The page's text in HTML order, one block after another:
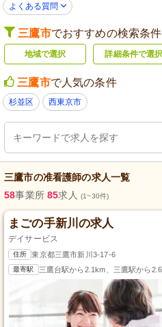
よくある質問
三鷹市でおすすめの検索条件
地域で選択 詳細条件で選択
三鷹市で人気の条件
杉並区 西東京市
三鷹市の准看護師の求人一覧
58事業所 85求人 (1~30件)
まごの手新川の求人
デイサービス
住所 東京都三鷹市新川3-17-6
最寄駅 三鷹台駅から2.1km、三鷹駅から